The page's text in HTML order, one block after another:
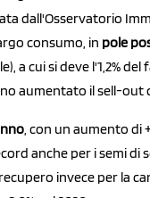
dall'Osservatorio
consumo, in pole
a cui si deve l'1,2%
aumentato il sell-out
, con un aumento di
anche per i semi di
invece per la